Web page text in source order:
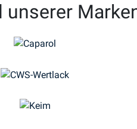
unserer